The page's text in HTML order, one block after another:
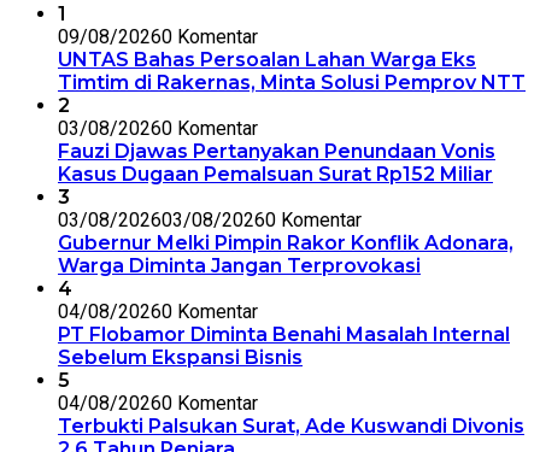
1
09/08/20260 Komentar
UNTAS Bahas Persoalan Lahan Warga Eks
Timtim di Rakernas, Minta Solusi Pemprov NTT
2
03/08/20260 Komentar
Fauzi Djawas Pertanyakan Penundaan Vonis
Kasus Dugaan Pemalsuan Surat Rp152 Miliar
3
03/08/202603/08/20260 Komentar
Gubernur Melki Pimpin Rakor Konflik Adonara,
Warga Diminta Jangan Terprovokasi
4
04/08/20260 Komentar
PT Flobamor Diminta Benahi Masalah Internal
Sebelum Ekspansi Bisnis
5
04/08/20260 Komentar
Terbukti Palsukan Surat, Ade Kuswandi Divonis